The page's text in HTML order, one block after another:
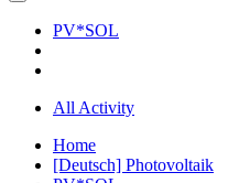
PV*SOL
All Activity
Home
[Deutsch] Photovoltaik